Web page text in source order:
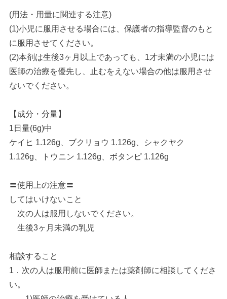
(用法・用量に関連する注意)
(1)小児に服用させる場合には、保護者の指導監督のもと
に服用させてください。
(2)本剤は生後3ヶ月以上であっても、1才未満の小児には
医師の治療を優先し、止むをえない場合の他は服用させ
ないでください。
【成分・分量】
1日量(6g)中
ケイヒ 1.126g、ブクリョウ 1.126g、シャクヤク
1.126g、トウニン 1.126g、ボタンピ 1.126g
〓使用上の注意〓
してはいけないこと
次の人は服用しないでください。
生後3ヶ月未満の乳児
相談すること
1．次の人は服用前に医師または薬剤師に相談してくださ
い。